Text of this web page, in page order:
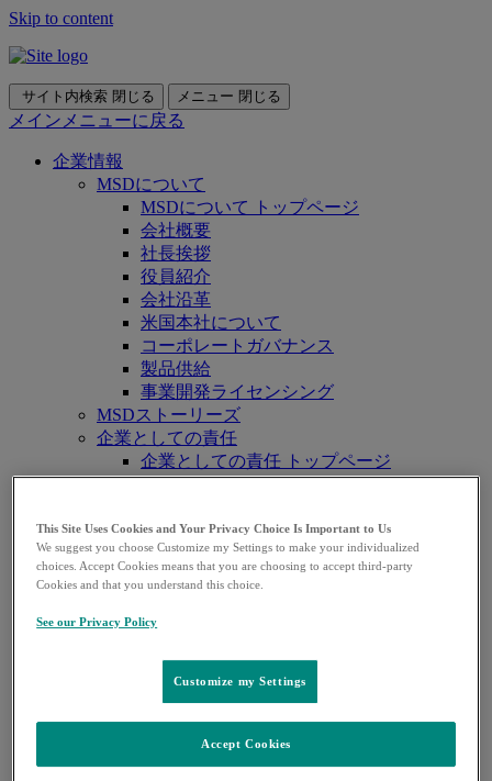
Skip to content
サイト内検索 閉じる メニュー 閉じる
メインメニューに戻る
企業情報
MSDについて
MSDについて トップページ
会社概要
社長挨拶
役員紹介
会社沿革
米国本社について
コーポレートガバナンス
製品供給
事業開発ライセンシング
MSDストーリーズ
企業としての責任
企業としての責任 トップページ
MSDのCSR
MSDの寄付活動
MSDにおける医学教育助成
環境への取り組み
研究開発 トップページ
治験のご案内
患者さん・一般の皆さま
This Site Uses Cookies and Your Privacy Choice Is Important to Us
We suggest you choose Customize my Settings to make your individualized
choices. Accept Cookies means that you are choosing to accept third-party
Cookies and that you understand this choice.
See our Privacy Policy
Customize my Settings
Accept Cookies